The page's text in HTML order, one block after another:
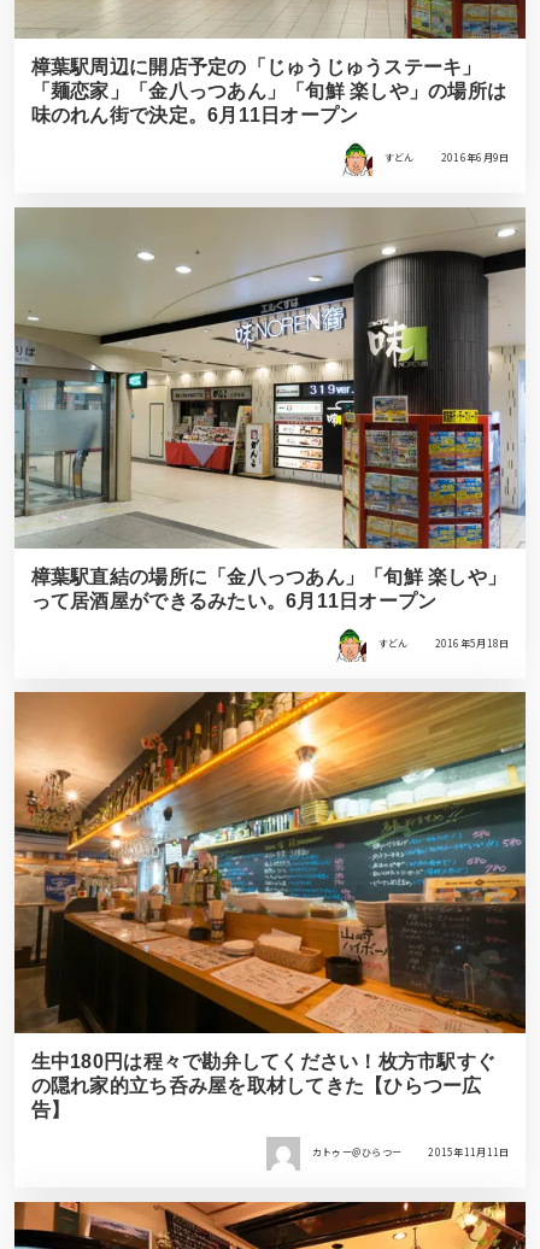
樟葉駅周辺に開店予定の「じゅうじゅうステーキ」
「麺恋家」「金八っつあん」「旬鮮 楽しや」の場所は
味のれん街で決定。6月11日オープン
すどん 2016年6月9日
樟葉駅直結の場所に「金八っつあん」「旬鮮 楽しや」
って居酒屋ができるみたい。6月11日オープン
すどん 2016年5月18日
生中180円は程々で勘弁してください！枚方市駅すぐ
の隠れ家的立ち呑み屋を取材してきた【ひらつー広
告】
カトゥー＠ひらつー 2015年11月11日